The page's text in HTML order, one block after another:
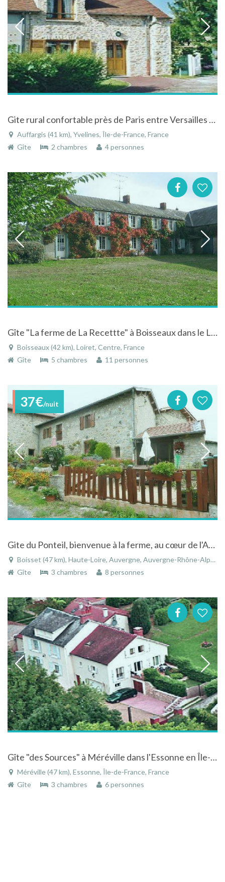
Gite rural confortable près de Paris entre Versailles et Rambouillet à Auffargis dans les Yvelines
Auffargis (41 km), Yvelines, Île-de-France, France
Gîte
2 chambres 4 personnes
Gîte "La ferme de La Recettte" à Boisseaux dans le Loiret dans ancienne ferme Beauceronne rénovée
Boisseaux (42 km), Loiret, Centre, France
Gîte
5 chambres 11 personnes
37€/nuit
Gite du Ponteil, bienvenue à la ferme, au cœur de l'Auvergne à Boisset - Haute-Loire
Boisset (47 km), Haute-Loire, Auvergne, Auvergne-Rhône-Alpes, France
Gîte
3 chambres 8 personnes
Gîte "des Sources" à Méréville dans l'Essonne en Île-de-France
Méréville (47 km), Essonne, Île-de-France, France
Gîte
3 chambres 6 personnes